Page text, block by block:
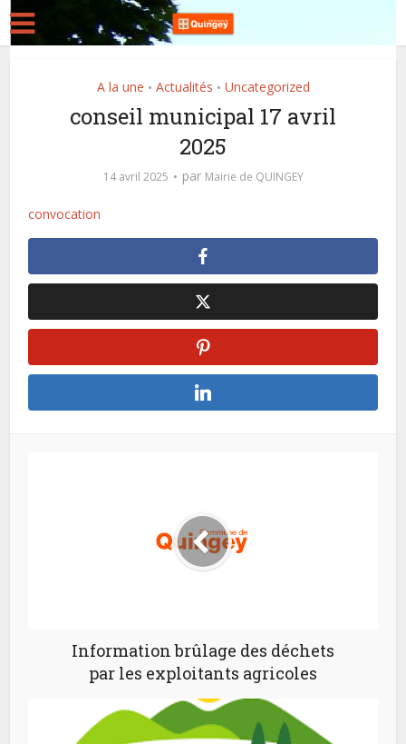
A la une • Actualités • Uncategorized
conseil municipal 17 avril
2025
14 avril 2025 par Mairie de QUINGEY
convocation
Information brûlage des déchets
par les exploitants agricoles